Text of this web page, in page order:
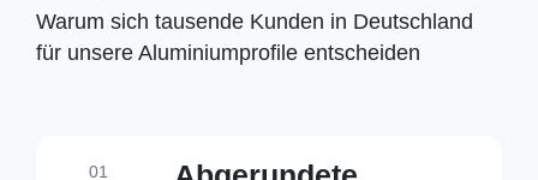
Warum sich tausende Kunden in Deutschland
für unsere Aluminiumprofile entscheiden
01